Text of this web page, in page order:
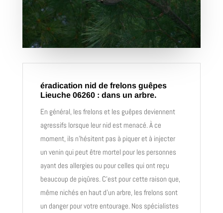
éradication nid de frelons guêpes
Lieuche 06260 : dans un arbre.
En général, les frelons et les guêpes deviennent
agressifs lorsque leur nid est menacé. À ce
moment, ils n’hésitent pas à piquer et à injecter
un venin qui peut être mortel pour les personnes
ayant des allergies ou pour celles qui ont reçu
beaucoup de piqûres. C’est pour cette raison que,
même nichés en haut d’un arbre, les frelons sont
un danger pour votre entourage. Nos spécialistes